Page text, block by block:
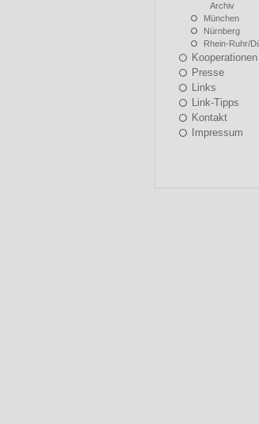
Archiv
München
Nürnberg
Rhein-Ruhr/
Kooperationen
Presse
Links
Link-Tipps
Kontakt
Impressum